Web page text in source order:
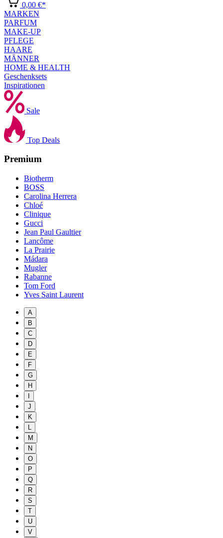
0,00 €*
MARKEN
PARFUM
MAKE-UP
PFLEGE
HAARE
MÄNNER
HOME & HEALTH
Geschenksets
Inspirationen
Sale
Top Deals
Premium
Biotherm
BOSS
Carolina Herrera
Chloé
Clinique
Gucci
Jean Paul Gaultier
Lancôme
La Prairie
Mádara
Mugler
Rabanne
Tom Ford
Yves Saint Laurent
A
B
C
D
E
F
G
H
J
K
L
M
N
O
P
Q
R
S
T
U
V